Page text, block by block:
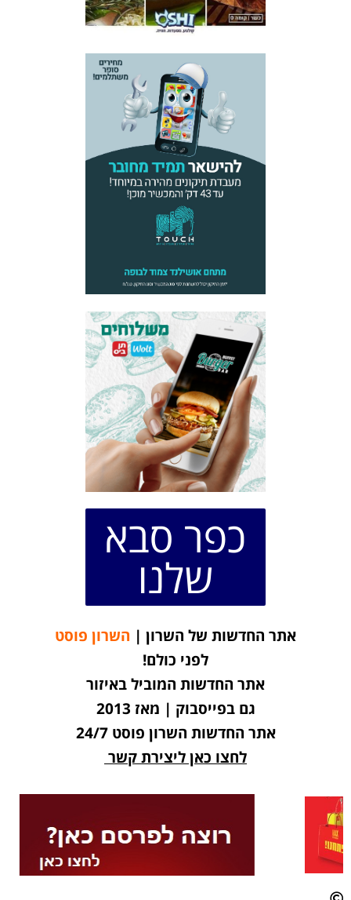
כפר סבא
שלנו
אתר החדשות של השרון | השרון פוסט
לפני כולם!
אתר החדשות המוביל באיזור
גם בפייסבוק | מאז 2013
אתר החדשות השרון פוסט 24/7
לחצו כאן ליצירת קשר